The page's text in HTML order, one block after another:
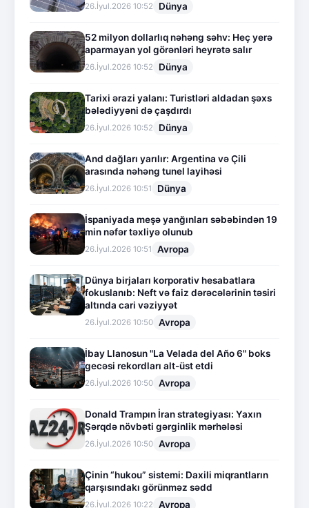
26.İyul.2026 10:52 Dünya
52 milyon dollarlıq nəhəng səhv: Heç yerə
aparmayan yol görənləri heyrətə salır
26.İyul.2026 10:52 Dünya
Tarixi ərazi yalanı: Turistləri aldadan şəxs
bələdiyyəni də çaşdırdı
26.İyul.2026 10:52 Dünya
And dağları yarılır: Argentina və Çili
arasında nəhəng tunel layihəsi
26.İyul.2026 10:51 Dünya
İspaniyada meşə yanğınları səbəbindən 19
min nəfər təxliyə olunub
26.İyul.2026 10:51 Avropa
Dünya birjaları korporativ hesabatlara
fokuslanıb: Neft və faiz dərəcələrinin təsiri
altında cari vəziyyət
26.İyul.2026 10:50 Avropa
İbay Llanosun "La Velada del Año 6" boks
gecəsi rekordları alt-üst etdi
26.İyul.2026 10:50 Avropa
Donald Trampın İran strategiyası: Yaxın
Şərqdə növbəti gərginlik mərhələsi
26.İyul.2026 10:50 Avropa
Çinin “hukou” sistemi: Daxili miqrantların
qarşısındakı görünməz sədd
26.İyul.2026 10:22 Avropa